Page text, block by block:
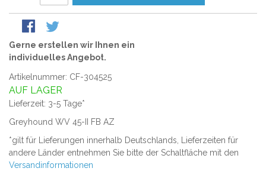
Gerne erstellen wir Ihnen ein
individuelles Angebot.
Artikelnummer: CF-304525
AUF LAGER
Lieferzeit: 3-5 Tage*
Greyhound WV 45-II FB AZ
*gilt für Lieferungen innerhalb Deutschlands, Lieferzeiten für
andere Länder entnehmen Sie bitte der Schaltfläche mit den
Versandinformationen